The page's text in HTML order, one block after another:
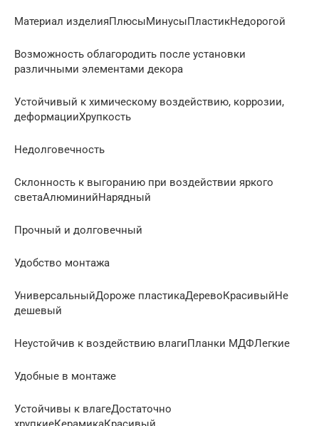
Материал изделияПлюсыМинусыПластикНедорогой
Возможность облагородить после установки
различными элементами декора
Устойчивый к химическому воздействию, коррозии,
деформацииХрупкость
Недолговечность
Склонность к выгоранию при воздействии яркого
светаАлюминийНарядный
Прочный и долговечный
Удобство монтажа
УниверсальныйДороже пластикаДеревоКрасивыйНе
дешевый
Неустойчив к воздействию влагиПланки МДФЛегкие
Удобные в монтаже
Устойчивы к влагеДостаточно